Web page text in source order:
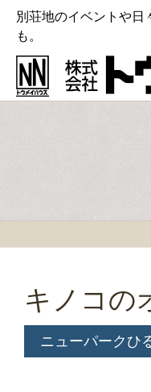
別荘地のイベントや日
も。
キノコの
ニューパークひ